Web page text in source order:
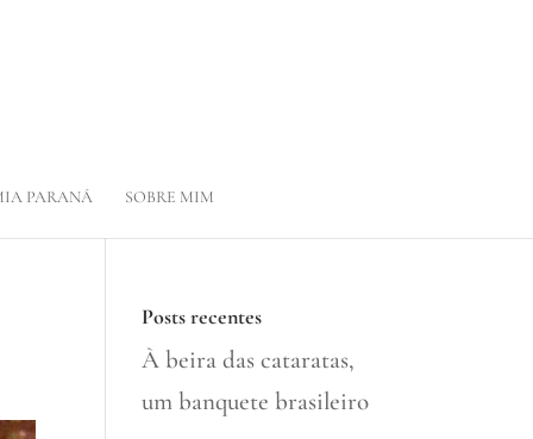
PARANÁ SOBRE MIM
Posts recentes
À beira das cataratas,
um banquete brasileiro